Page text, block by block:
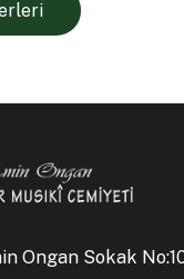
Ongan Sokak